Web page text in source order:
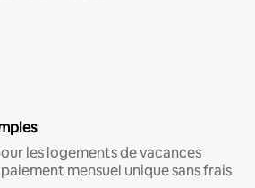
les logements de vacances
mensuel unique sans frais